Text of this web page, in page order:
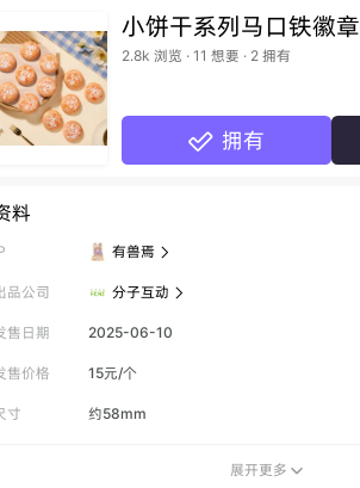
小饼干系列马口铁徽章
2.8k 浏览 · 11 想要 · 2 拥有
 拥有
料
有兽焉 
品公司 分子互动 
售日期 2025-06-10
售价格 15元/个
寸 约58mm
展开更多 